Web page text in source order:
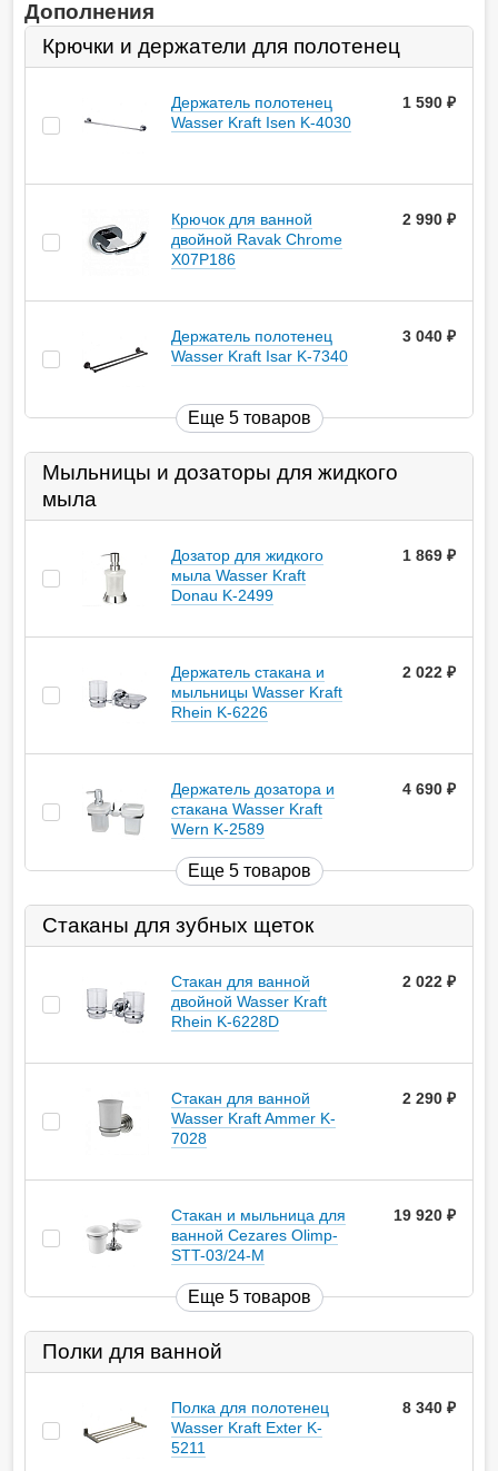
Дополнения
Крючки и держатели для полотенец
Держатель полотенец
Wasser Kraft Isen K-4030
1 590
Крючок для ванной
двойной Ravak Chrome
X07P186
2 990
Держатель полотенец
Wasser Kraft Isar K-7340
3 040
Еще 5 товаров
Мыльницы и дозаторы для жидкого
мыла
Дозатор для жидкого
мыла Wasser Kraft
Donau K-2499
1 869
Держатель стакана и
мыльницы Wasser Kraft
Rhein K-6226
2 022
Держатель дозатора и
стакана Wasser Kraft
Wern K-2589
4 690
Еще 5 товаров
Стаканы для зубных щеток
Стакан для ванной
двойной Wasser Kraft
Rhein K-6228D
2 022
Стакан для ванной
Wasser Kraft Ammer K-
7028
2 290
Стакан и мыльница для
ванной Cezares Olimp-
STT-03/24-M
19 920
Еще 5 товаров
Полки для ванной
Полка для полотенец
Wasser Kraft Exter K-
5211
8 340